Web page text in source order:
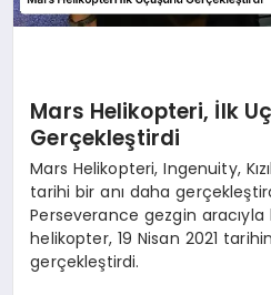
Mars Helikopteri, İlk
Gerçekleştirdi
Mars Helikopteri, Ingenuity,
tarihi bir anı daha
Perseverance gezgin
helikopter, 19 Nisan 2021
gerçekleştirdi.